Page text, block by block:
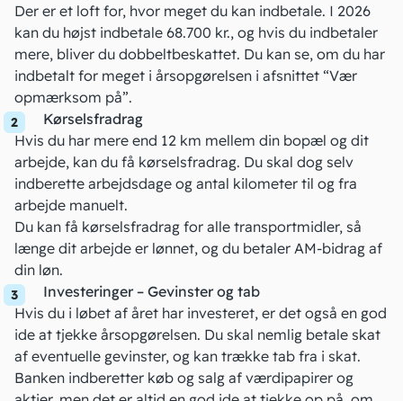
Der er et loft for, hvor meget du kan indbetale. I 2026
kan du højst indbetale 68.700 kr., og hvis du indbetaler
mere, bliver du dobbeltbeskattet. Du kan se, om du har
indbetalt for meget i årsopgørelsen i afsnittet “Vær
opmærksom på”.
Kørselsfradrag
Hvis du har mere end 12 km mellem din bopæl og dit
arbejde, kan du få kørselsfradrag. Du skal dog selv
indberette arbejdsdage og antal kilometer til og fra
arbejde manuelt.
Du kan få kørselsfradrag for alle transportmidler, så
længe dit arbejde er lønnet, og du betaler AM-bidrag af
din løn.
Investeringer – Gevinster og tab
Hvis du i løbet af året har investeret, er det også en god
ide at tjekke årsopgørelsen. Du skal nemlig betale skat
af eventuelle gevinster, og kan trække tab fra i skat.
Banken indberetter køb og salg af værdipapirer og